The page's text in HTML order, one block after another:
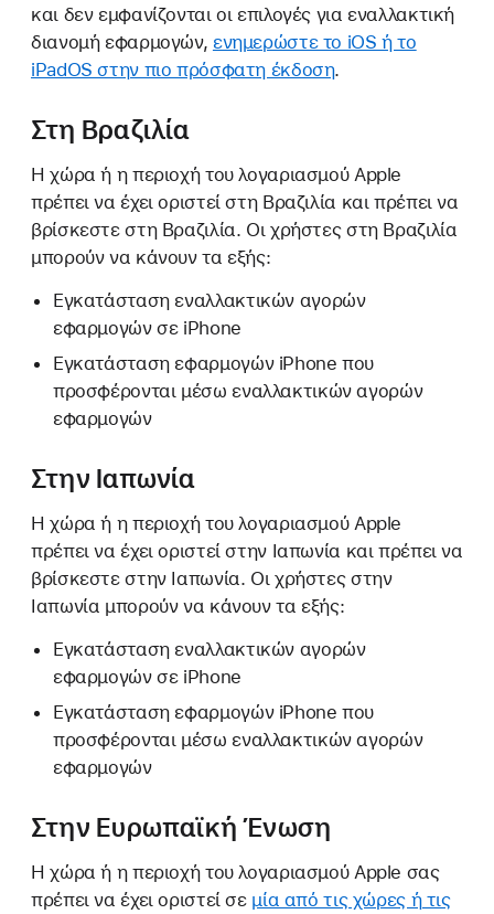
και δεν εμφανίζονται οι επιλογές για εναλλακτική
διανομή εφαρμογών, ενημερώστε το iOS ή το
iPadOS στην πιο πρόσφατη έκδοση.
Στη Βραζιλία
Η χώρα ή η περιοχή του λογαριασμού Apple
πρέπει να έχει οριστεί στη Βραζιλία και πρέπει να
βρίσκεστε στη Βραζιλία. Οι χρήστες στη Βραζιλία
μπορούν να κάνουν τα εξής:
Εγκατάσταση εναλλακτικών αγορών
εφαρμογών σε iPhone
Εγκατάσταση εφαρμογών iPhone που
προσφέρονται μέσω εναλλακτικών αγορών
εφαρμογών
Στην Ιαπωνία
Η χώρα ή η περιοχή του λογαριασμού Apple
πρέπει να έχει οριστεί στην Ιαπωνία και πρέπει να
βρίσκεστε στην Ιαπωνία. Οι χρήστες στην
Ιαπωνία μπορούν να κάνουν τα εξής:
Εγκατάσταση εναλλακτικών αγορών
εφαρμογών σε iPhone
Εγκατάσταση εφαρμογών iPhone που
προσφέρονται μέσω εναλλακτικών αγορών
εφαρμογών
Στην Ευρωπαϊκή Ένωση
Η χώρα ή η περιοχή του λογαριασμού Apple σας
πρέπει να έχει οριστεί σε μία από τις χώρες ή τις